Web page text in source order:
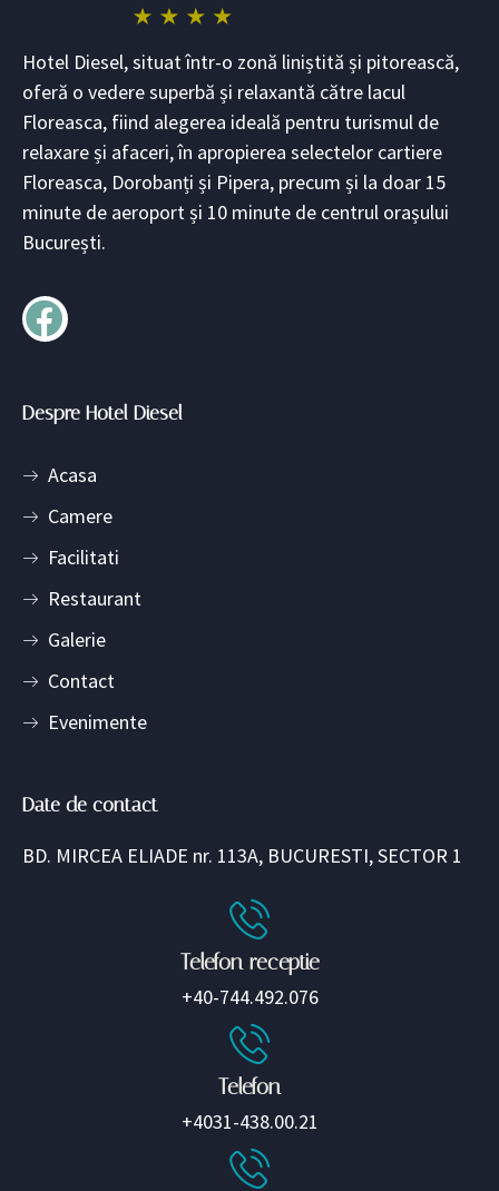
Hotel Diesel, situat într-o zonă liniștită și pitorească,
oferă o vedere superbă și relaxantă către lacul
Floreasca, fiind alegerea ideală pentru turismul de
relaxare și afaceri, în apropierea selectelor cartiere
Floreasca, Dorobanți și Pipera, precum și la doar 15
minute de aeroport și 10 minute de centrul orașului
București.
Despre Hotel Diesel
Acasa
Camere
Facilitati
Restaurant
Galerie
Contact
Evenimente
Date de contact
BD. MIRCEA ELIADE nr. 113A, BUCURESTI, SECTOR 1
Telefon receptie
+40-744.492.076
Telefon
+4031-438.00.21